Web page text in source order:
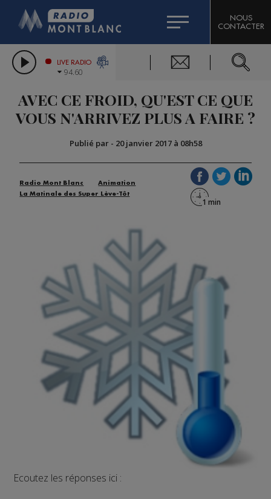
LES CHRONIQUES DE L'EXPERT
CITIZEN MACHINERY
GRAND MASSIF DOMAINES SKIABLES
BIGARD
COMPAGNIE DU MONT-BLANC
NOUS
CONTACTER
LIVE RADIO
94.60
AVEC CE FROID, QU'EST CE QUE
VOUS N'ARRIVEZ PLUS A FAIRE ?
Publié par - 20 janvier 2017 à 08h58
Radio Mont Blanc
Animation
La Matinale des Super Lève-Tôt
Ecoutez les réponses ici :